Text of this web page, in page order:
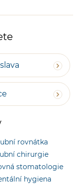
rovnátka
chirurgie
stomatologie
hygiena